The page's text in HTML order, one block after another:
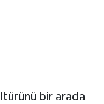
bir arada